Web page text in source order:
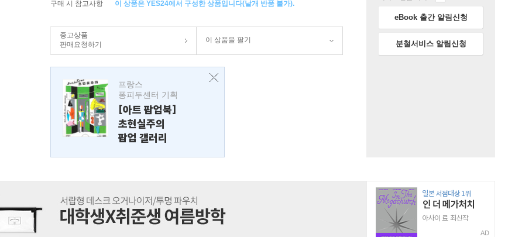
구매 시 참고사항 이 상품은 YES24에서 구성한 상품입니다(낱개 반품 불가).
중고상품
판매요청하기
이 상품을 팔기
프랑스
퐁피두센터 기획
[아트 팝업북]
초현실주의
팝업 갤러리
eBook 출간 알림신청
분철서비스 알림신청
AD